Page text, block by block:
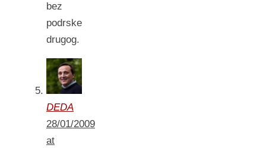
bez
podrske
drugog.
DEDA
28/01/2009
at